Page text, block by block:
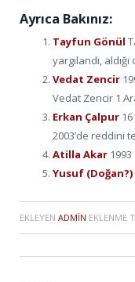
Ayrıca Bakınız:
Tayfun Gönül
yargılandı,
Vedat Zencir
Vedat Zencir 1
Erkan Çalpur
2003’de reddini
Atilla Akar
Yusuf (Doğan?)
EKLEYEN ADMIN EKLENME